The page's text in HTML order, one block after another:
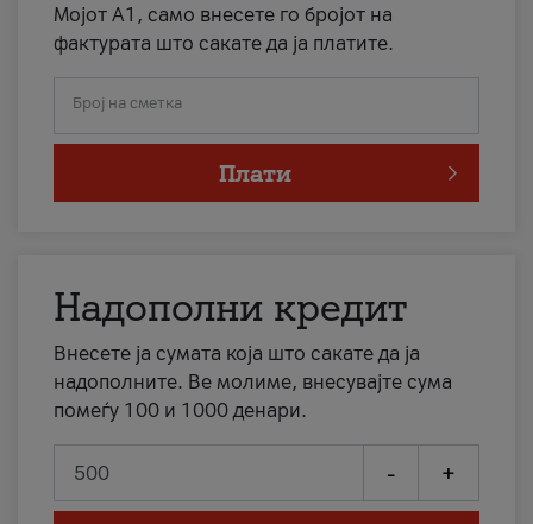
Мојот А1, само внесете го бројот на
фактурата што сакате да ја платите.
Број на сметка
Плати
Надополни кредит
Внесете ја сумата која што сакате да ја
надополните. Ве молиме, внесувајте сума
помеѓу 100 и 1000 денари.
- +